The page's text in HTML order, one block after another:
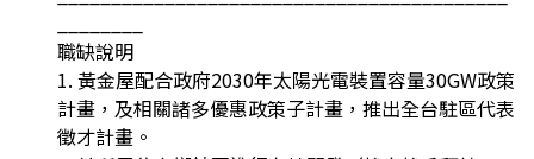
職缺說明
1. 黃金屋配合政府2030年太陽光電裝置容量30GW政策
計畫，及相關諸多優惠政策子計畫，推出全台駐區代表
徵才計畫。